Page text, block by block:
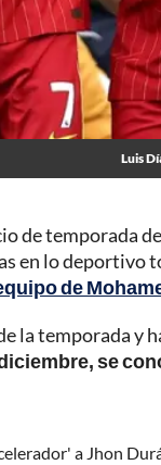
Luis
de temporada
en lo
de
la temporada y
se
a Jhon